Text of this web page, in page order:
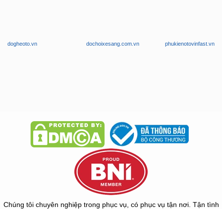
dogheoto.vn dochoixesang.com.vn phukienotovinfast.vn
Chúng tôi chuyên nghiệp trong phục vụ, có phục vụ tận nơi. Tận tình